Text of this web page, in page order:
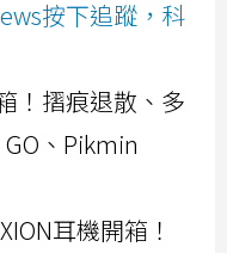
按下追蹤，科
！摺痕退散、多
、Pikmin
耳機開箱！